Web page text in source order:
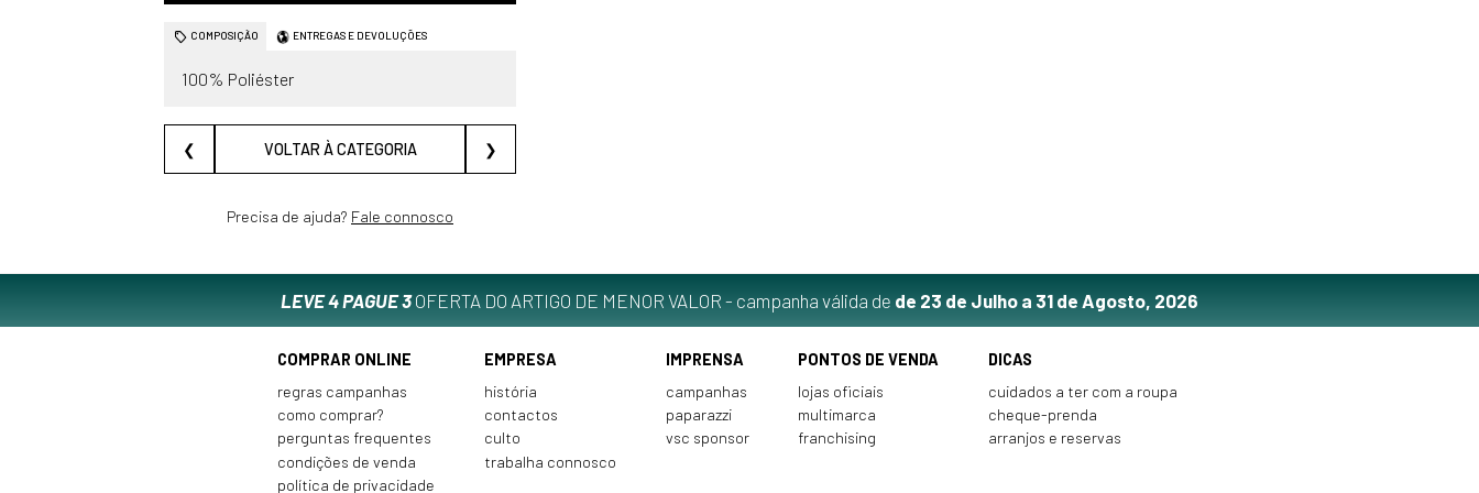
COMPOSIÇÃO ENTREGAS E DEVOLUÇÕES
100% Poliéster
❮ VOLTAR À CATEGORIA ❯
Precisa de ajuda? Fale connosco
LEVE 4 PAGUE 3OFERTA DO ARTIGO DE MENOR VALOR - campanha válida de de 23 de Julho a 31 de Agosto, 2026
COMPRAR ONLINE
regras campanhas
como comprar?
perguntas frequentes
condições de venda
política de privacidade
EMPRESA
história
contactos
culto
trabalha connosco
IMPRENSA
campanhas
paparazzi
vsc sponsor
PONTOS DE VENDA
lojas oficiais
multimarca
franchising
DICAS
cuidados a ter com a roupa
cheque-prenda
arranjos e reservas